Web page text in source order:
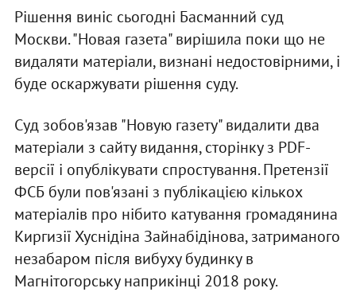
Рішення виніс сьогодні Басманний суд
Москви. "Новая газета" вирішила поки що не
видаляти матеріали, визнані недостовірними, і
буде оскаржувати рішення суду.
Суд зобов'язав "Новую газету" видалити два
матеріали з сайту видання, сторінку з PDF-
версії і опублікувати спростування. Претензії
ФСБ були пов'язані з публікацією кількох
матеріалів про нібито катування громадянина
Киргизії Хуснідіна Зайнабідінова, затриманого
незабаром після вибуху будинку в
Магнітогорську наприкінці 2018 року.